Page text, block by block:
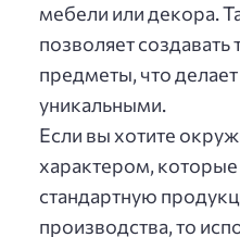
мебели или декора.
позволяет
предметы, что
уникальными.
Если вы хотите
характером,
стандартную
производства, то